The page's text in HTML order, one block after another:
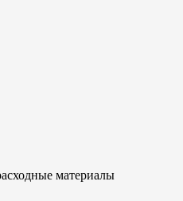
материалы